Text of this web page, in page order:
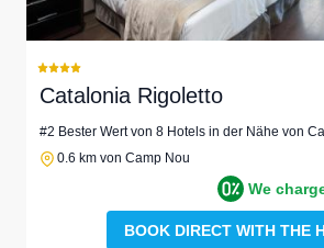
Catalonia Rigoletto
#2 Bester Wert von 8 Hotels in der Nähe von
0.6 km von Camp Nou
We
BOOK DIRECT WITH THE